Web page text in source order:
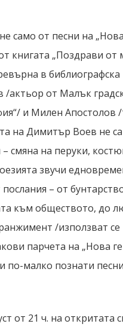
само от песни на
книгата „Поздрави от
в
от Малък
и Милен Апостолов
на Димитър Воев не
смяна на перуки,
звучи
– от
към обществото, до
/използват се
парчета на „Нова
малко познати
от 21 ч. на